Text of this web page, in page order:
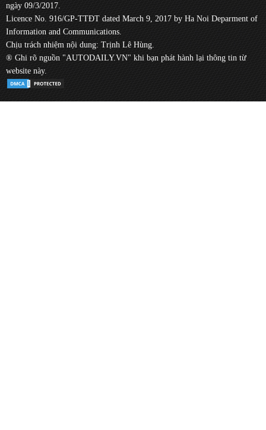
ngày 09/3/2017.
Licence No. 916/GP-TTĐT dated March 9, 2017 by Ha Noi Deparment of
Information and Communications.
Chịu trách nhiệm nội dung: Trịnh Lê Hùng.
® Ghi rõ nguồn "AUTODAILY.VN" khi bạn phát hành lại thông tin từ
website này.